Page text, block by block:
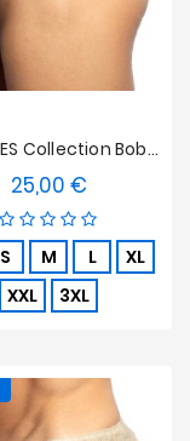
Tanga ES Collection Bobbles Edición Limitada - Caqui
25,00 €Precio
S M L
XL
XXL
3XL